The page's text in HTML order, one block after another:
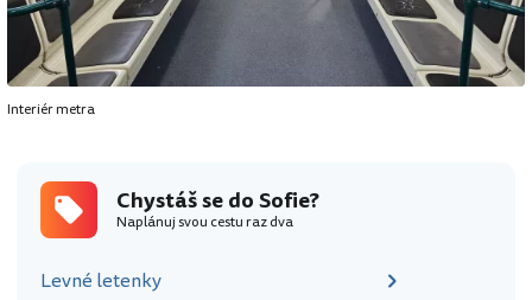
Interiér metra
Chystáš se do Sofie?
Naplánuj svou cestu raz dva
Levné letenky